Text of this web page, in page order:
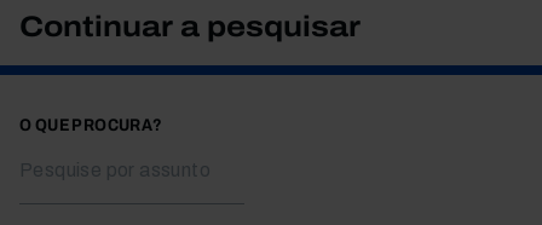
Continuar a pesquisar
O QUE PROCURA?